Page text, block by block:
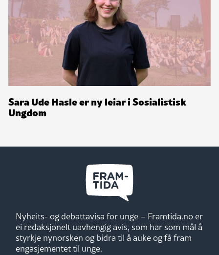
Sara Ude Hasle er ny leiar i Sosialistisk
Ungdom
Nyheits- og debattavisa for unge – Framtida.no er
ei redaksjonelt uavhengig avis, som har som mål å
styrkje nynorsken og bidra til å auke og få fram
engasjementet til unge.